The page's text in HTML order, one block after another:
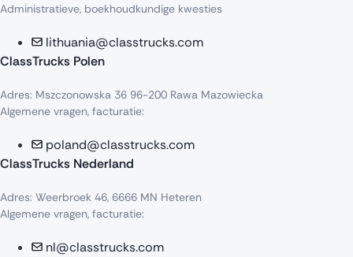
Administratieve, boekhoudkundige kwesties
lithuania@classtrucks.com
ClassTrucks Polen
Adres: Mszczonowska 36 96-200 Rawa Mazowiecka
Algemene vragen, facturatie:
poland@classtrucks.com
ClassTrucks Nederland
Adres: Weerbroek 46, 6666 MN Heteren
Algemene vragen, facturatie:
nl@classtrucks.com